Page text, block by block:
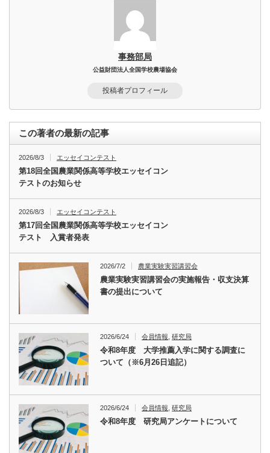
事務部局
公益財団法人全国学校農場協会
投稿者プロフィール
この著者の最新の記事
2026/8/3 エッセイコンテスト
第18回全国農業関係高等学校エッセイコン
テストのお知らせ
2026/8/3 エッセイコンテスト
第17回全国農業関係高等学校エッセイコン
テスト 入賞者発表
2026/7/2 農業実験実習講習会
農業実験実習講習会の実施報告・収支決算
書の提出について
2026/6/24 会員情報,研究局
令和8年度 大学推薦入学に関する調査に
ついて（※6月26日追記）
2026/6/24 会員情報 ,研究局
令和8年度 研究局アンケートについて